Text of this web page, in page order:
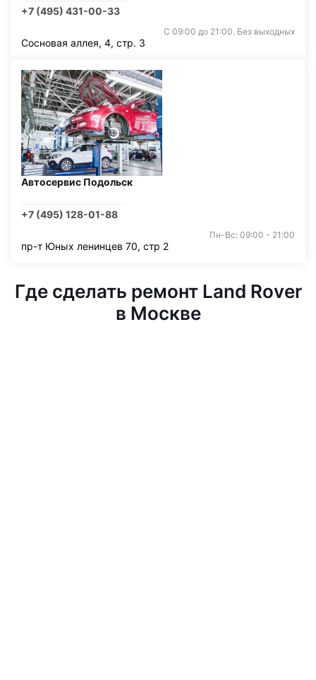
+7 (495) 431-00-33
С 09:00 до 21:00. Без выходных
Сосновая аллея, 4, стр. 3
Автосервис Подольск
+7 (495) 128-01-88
Пн-Вс: 09:00 - 21:00
пр-т Юных ленинцев 70, стр 2
Где сделать ремонт Land Rover
в Москве